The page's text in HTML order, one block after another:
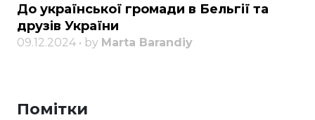
До української громади в Бельгії та
друзів України
09.12.2024 • by Marta Barandiy
Помітки